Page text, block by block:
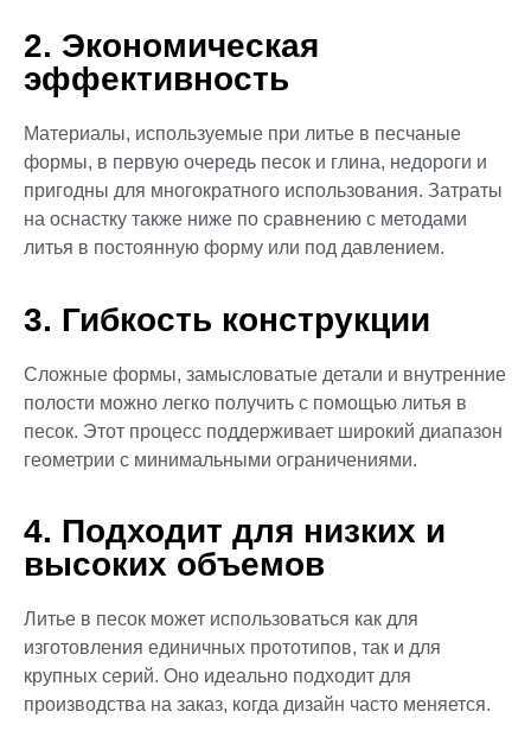
2. Экономическая
эффективность
Материалы, используемые при литье в песчаные
формы, в первую очередь песок и глина, недороги и
пригодны для многократного использования. Затраты
на оснастку также ниже по сравнению с методами
литья в постоянную форму или под давлением.
3. Гибкость конструкции
Сложные формы, замысловатые детали и внутренние
полости можно легко получить с помощью литья в
песок. Этот процесс поддерживает широкий диапазон
геометрии с минимальными ограничениями.
4. Подходит для низких и
высоких объемов
Литье в песок может использоваться как для
изготовления единичных прототипов, так и для
крупных серий. Оно идеально подходит для
производства на заказ, когда дизайн часто меняется.